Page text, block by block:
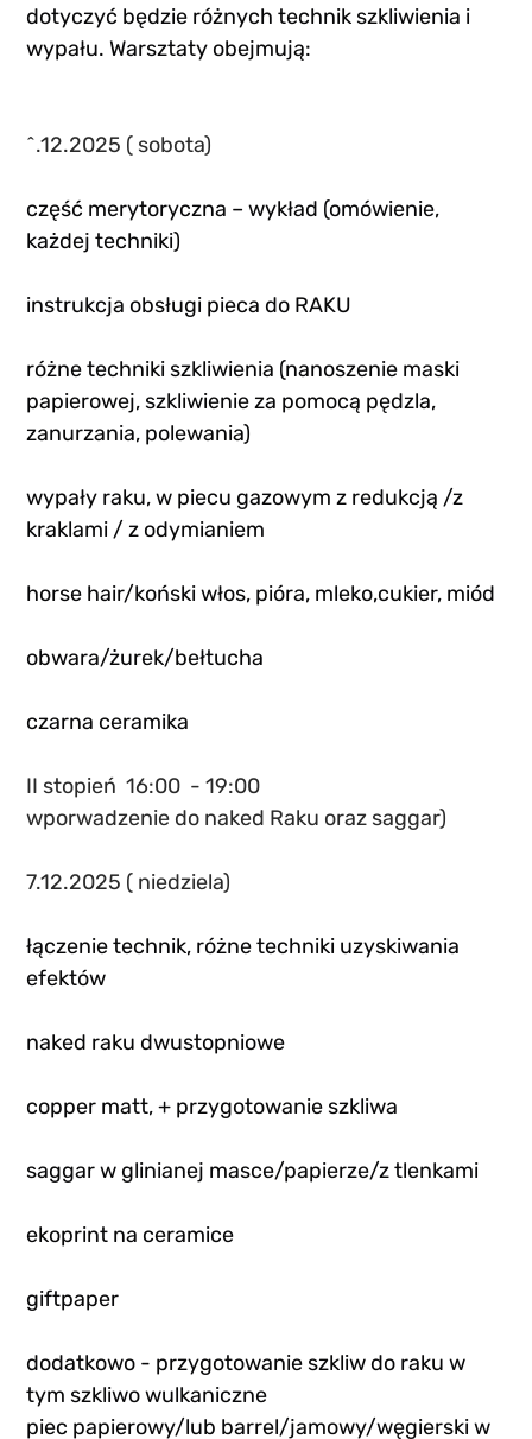
dotyczyć będzie różnych technik szkliwienia i
wypału. Warsztaty obejmują:
^.12.2025 ( sobota)
część merytoryczna – wykład (omówienie,
każdej techniki)
instrukcja obsługi pieca do RAKU
różne techniki szkliwienia (nanoszenie maski
papierowej, szkliwienie za pomocą pędzla,
zanurzania, polewania)
wypały raku, w piecu gazowym z redukcją /z
kraklami / z odymianiem
horse hair/koński włos, pióra, mleko,cukier, miód
obwara/żurek/bełtucha
czarna ceramika
II stopień  16:00  - 19:00
wporwadzenie do naked Raku oraz saggar)
7.12.2025 ( niedziela)
łączenie technik, różne techniki uzyskiwania
efektów
naked raku dwustopniowe
copper matt, + przygotowanie szkliwa
saggar w glinianej masce/papierze/z tlenkami
ekoprint na ceramice
giftpaper
dodatkowo - przygotowanie szkliw do raku w
tym szkliwo wulkaniczne
piec papierowy/lub barrel/jamowy/węgierski w